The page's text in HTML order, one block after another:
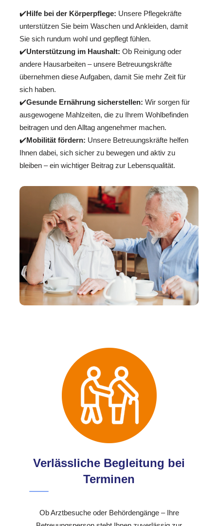
✔️Hilfe bei der Körperpflege: Unsere Pflegekräfte
unterstützen Sie beim Waschen und Ankleiden, damit
Sie sich rundum wohl und gepflegt fühlen.
✔️Unterstützung im Haushalt: Ob Reinigung oder
andere Hausarbeiten – unsere Betreuungskräfte
übernehmen diese Aufgaben, damit Sie mehr Zeit für
sich haben.
✔️Gesunde Ernährung sicherstellen: Wir sorgen für
ausgewogene Mahlzeiten, die zu Ihrem Wohlbefinden
beitragen und den Alltag angenehmer machen.
✔️Mobilität fördern: Unsere Betreuungskräfte helfen
Ihnen dabei, sich sicher zu bewegen und aktiv zu
bleiben – ein wichtiger Beitrag zur Lebensqualität.
Verlässliche Begleitung bei
Terminen
Ob Arztbesuche oder Behördengänge – Ihre